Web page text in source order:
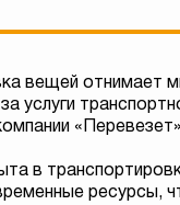
вещей отнимает
услуги
в
ресурсы,